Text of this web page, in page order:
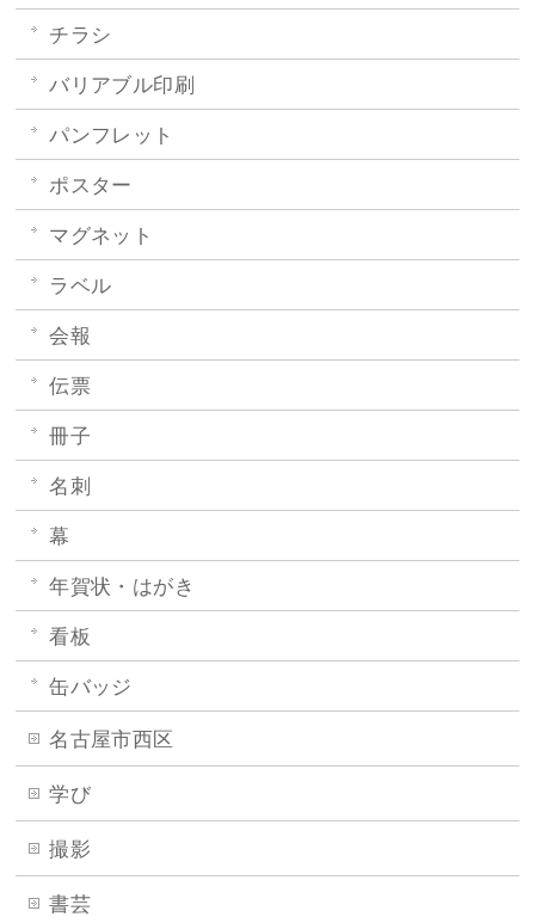
チラシ
バリアブル印刷
パンフレット
ポスター
マグネット
ラベル
会報
伝票
冊子
名刺
幕
年賀状・はがき
看板
缶バッジ
名古屋市西区
学び
撮影
書芸